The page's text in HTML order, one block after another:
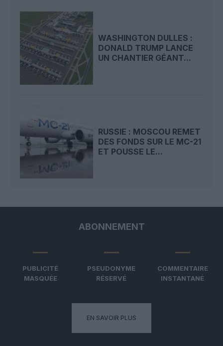
WASHINGTON DULLES :
DONALD TRUMP LANCE
UN CHANTIER GÉANT...
RUSSIE : MOSCOU REMET
DES FONDS SUR LE MC-21
ET POUSSE LE...
ABONNEMENT
PUBLICITÉ
MASQUÉE
PSEUDONYME
RÉSERVÉ
COMMENTAIRE
INSTANTANÉ
EN SAVOIR PLUS